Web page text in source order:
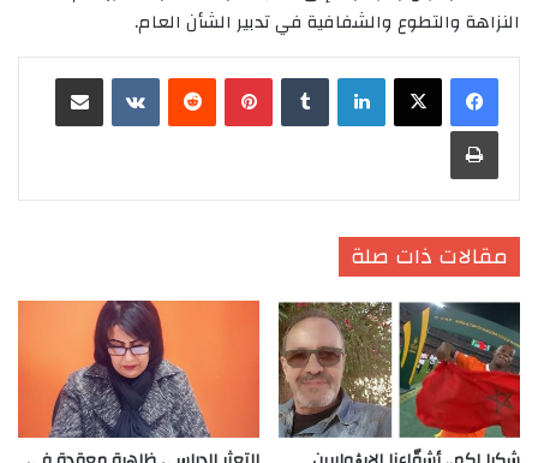
النزاهة والتطوع والشفافية في تدبير الشأن العام.
لينكدإن بينتيريست
طباعة
مقالات ذات صلة